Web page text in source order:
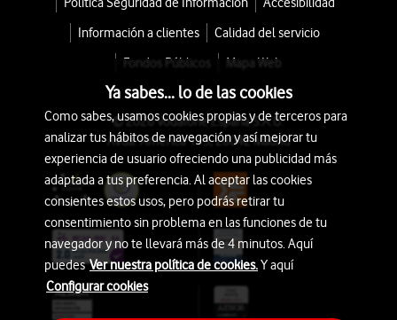
Información a clientes
Calidad del servicio
Fondos Públicos
Mapa Web
© 2026 Vodafone España S.A.U.
Avda. América 115, 28042 Madrid
Ya sabes... lo de las cookies
Como sabes, usamos cookies propias y de terceros para
analizar tus hábitos de navegación y así mejorar tu
experiencia de usuario ofreciendo una publicidad más
adaptada a tus preferencia. Al aceptar las cookies
consientes estos usos, pero podrás retirar tu
consentimiento sin problema en las funciones de tu
navegador y no te llevará más de 4 minutos. Aquí
puedesVer nuestra política de cookies.Y aquí
Configurar cookies